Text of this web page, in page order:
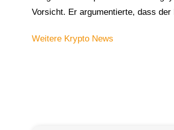
Vorsicht. Er argumentierte, dass
Weitere Krypto News